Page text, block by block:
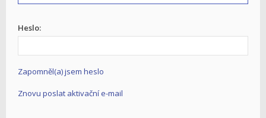
Heslo:
Zapomněl(a) jsem heslo
Znovu poslat aktivační e-mail